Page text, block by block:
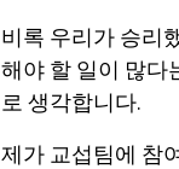
비록 우리가 승리
해야 할 일이 많다
로 생각합니다.
제가 교섭팀에 참